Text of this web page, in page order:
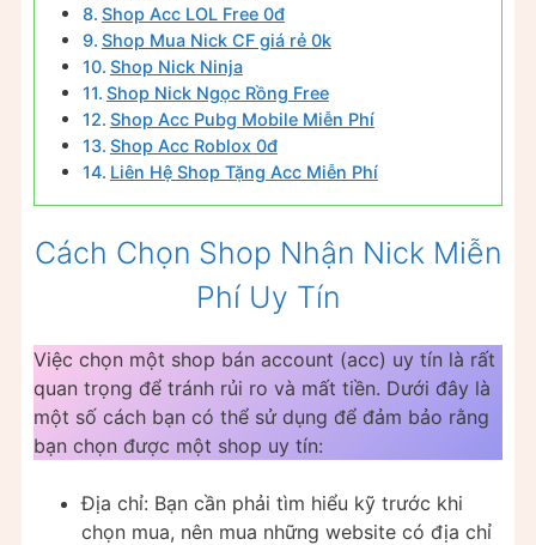
Shop Acc LOL Free 0đ
Shop Mua Nick CF giá rẻ 0k
Shop Nick Ninja
Shop Nick Ngọc Rồng Free
Shop Acc Pubg Mobile Miễn Phí
Shop Acc Roblox 0đ
Liên Hệ Shop Tặng Acc Miễn Phí
Cách Chọn Shop Nhận Nick Miễn
Phí Uy Tín
Việc chọn một shop bán account (acc) uy tín là rất
quan trọng để tránh rủi ro và mất tiền. Dưới đây là
một số cách bạn có thể sử dụng để đảm bảo rằng
bạn chọn được một shop uy tín:
Địa chỉ: Bạn cần phải tìm hiểu kỹ trước khi
chọn mua, nên mua những website có địa chỉ